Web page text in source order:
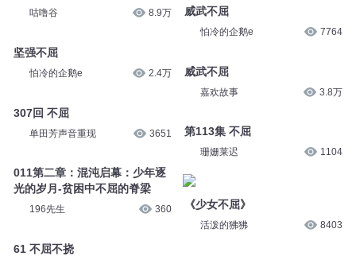
咕噜谷 8.9万
坚强不屈
怕冷的企鹅e 2.4万
307回 不屈
单田芳声音重现 3651
011第二章：混沌启幕：少年逐
光的岁月-贫困中不屈的脊梁
196先生 360
61 不屈不挠
威武不屈
怕冷的企鹅e 7764
威武不屈
嘉欢故事 3.8万
第113集 不屈
珊姗莱迟 1104
《少女不屈》
活泼的狒狒 8403